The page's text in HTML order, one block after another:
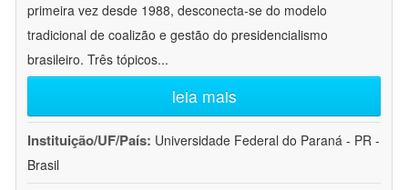
primeira vez desde 1988, desconecta-se do modelo
tradicional de coalizão e gestão do presidencialismo
brasileiro. Três tópicos...
leia mais
Instituição/UF/País: Universidade Federal do Paraná - PR -
Brasil